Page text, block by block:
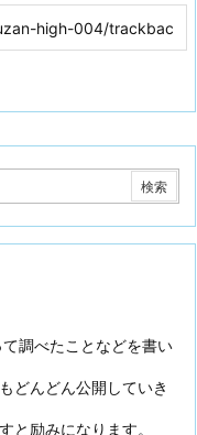
調べたことなどを書い
どんどん公開していき
と励みになります。